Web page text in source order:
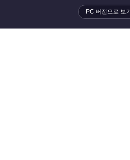
PC 버전으로 보기